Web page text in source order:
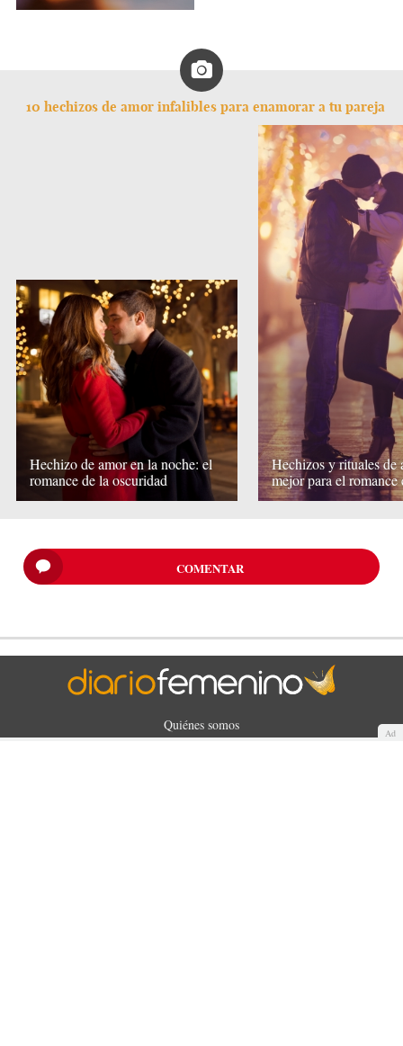
10 hechizos de amor infalibles para enamorar a tu pareja
Hechizo de amor en la noche: el
romance de la oscuridad
Hechizos y rituales de
mejor para el romance
COMENTAR
Ad
Quiénes somos